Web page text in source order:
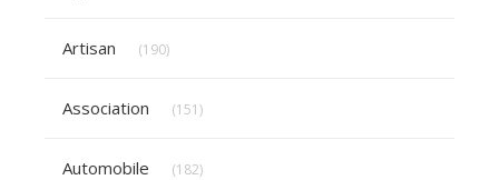
Artisan (190)
Association (151)
Automobile (182)